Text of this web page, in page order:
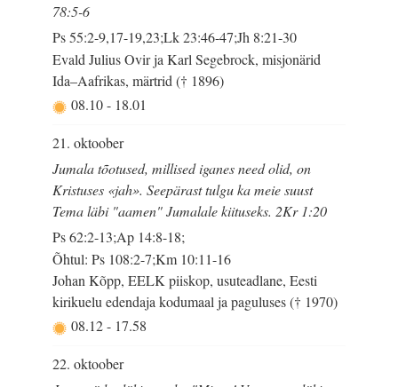
78:5-6
Ps 55:2-9,17-19,23;Lk 23:46-47;Jh 8:21-30
Evald Julius Ovir ja Karl Segebrock, misjonärid
Ida–Aafrikas, märtrid († 1896)
08.10- 18.01
21. oktoober
Jumala tõotused, millised iganes need olid, on
Kristuses «jah». Seepärast tulgu ka meie suust
Tema läbi "aamen" Jumalale kiituseks. 2Kr 1:20
Ps 62:2-13;Ap 14:8-18;
Õhtul: Ps 108:2-7;Km 10:11-16
Johan Kõpp, EELK piiskop, usuteadlane, Eesti
kirikuelu edendaja kodumaal ja paguluses († 1970)
08.12- 17.58
22. oktoober